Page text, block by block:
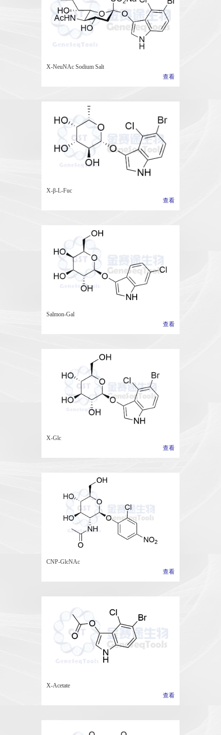
X-NeuNAc Sodium Salt
查看
X-β-L-Fuc
查看
Salmon-Gal
查看
X-Glc
查看
CNP-GlcNAc
查看
X-Acetate
查看